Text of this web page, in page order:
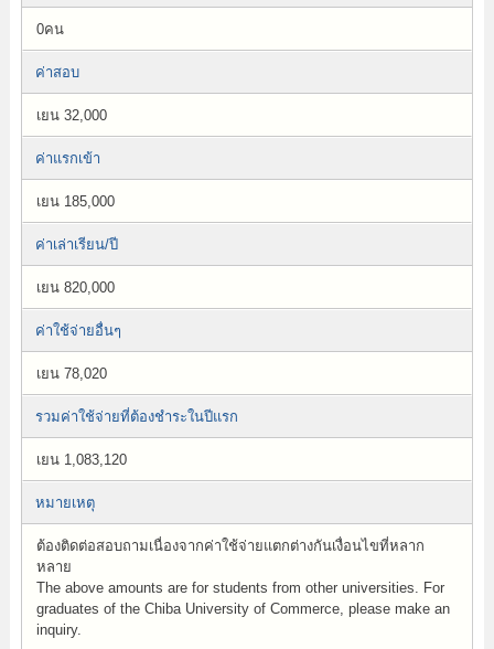
0คน
ค่าสอบ
เยน 32,000
ค่าแรกเข้า
เยน 185,000
ค่าเล่าเรียน/ปี
เยน 820,000
ค่าใช้จ่ายอื่นๆ
เยน 78,020
รวมค่าใช้จ่ายที่ต้องชำระในปีแรก
เยน 1,083,120
หมายเหตุ
ต้องติดต่อสอบถามเนื่องจากค่าใช้จ่ายแตกต่างกันเงื่อนไขที่หลาก
หลาย
The above amounts are for students from other universities. For
graduates of the Chiba University of Commerce, please make an
inquiry.